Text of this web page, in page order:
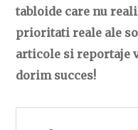
tabloide care nu
prioritati reale ale
articole si reportaje
dorim succes!